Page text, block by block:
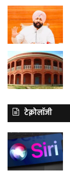
टेक्नोलॉजी